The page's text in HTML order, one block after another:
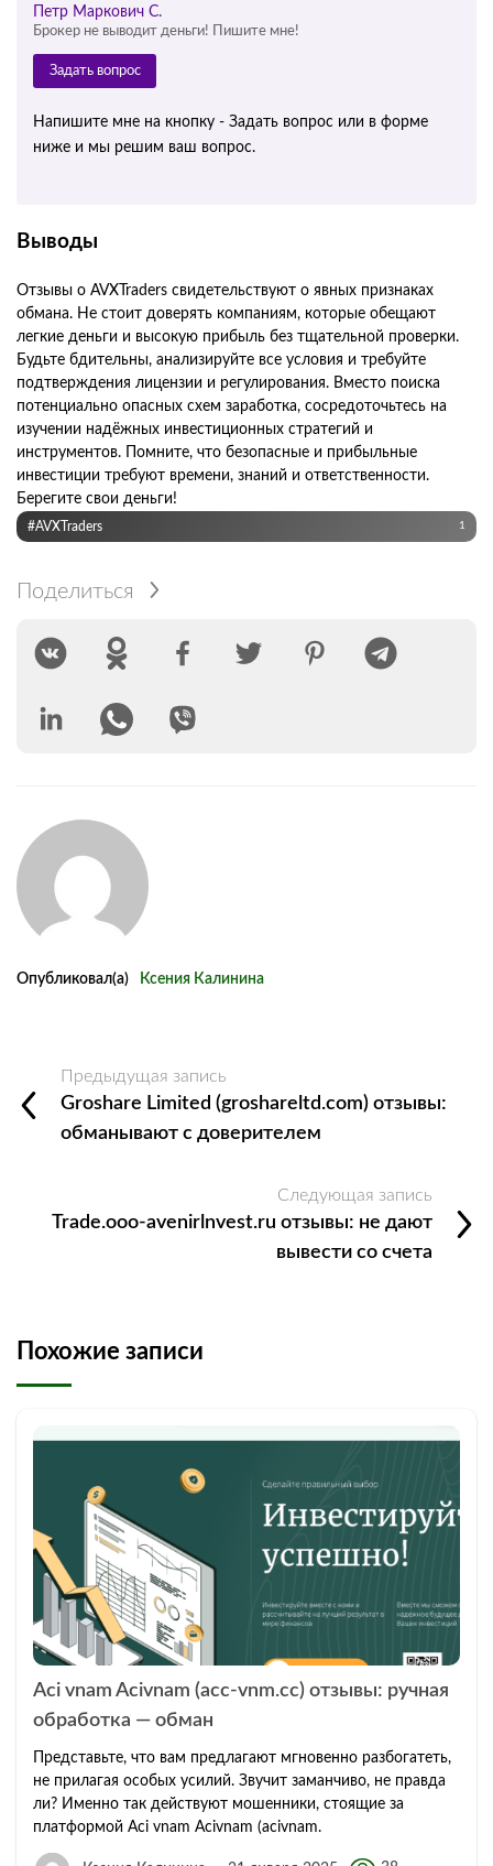
Петр Маркович С.
Брокер не выводит деньги! Пишите мне!
Задать вопрос
Напишите мне на кнопку - Задать вопрос или в форме
ниже и мы решим ваш вопрос.
Выводы
Отзывы о AVXTraders свидетельствуют о явных признаках
обмана. Не стоит доверять компаниям, которые обещают
легкие деньги и высокую прибыль без тщательной проверки.
Будьте бдительны, анализируйте все условия и требуйте
подтверждения лицензии и регулирования. Вместо поиска
потенциально опасных схем заработка, сосредоточьтесь на
изучении надёжных инвестиционных стратегий и
инструментов. Помните, что безопасные и прибыльные
инвестиции требуют времени, знаний и ответственности.
Берегите свои деньги!
#AVXTraders 1
Поделиться
Опубликовал(а) Ксения Калинина
Предыдущая запись
Groshare Limited (groshareltd.com) отзывы:
обманывают с доверителем
Следующая запись
Trade.ooo-avenirlnvest.ru отзывы: не дают
вывести со счета
Похожие записи
Aci vnam Acivnam (acc-vnm.cc) отзывы: ручная
обработка — обман
Представьте, что вам предлагают мгновенно разбогатеть,
не прилагая особых усилий. Звучит заманчиво, не правда
ли? Именно так действуют мошенники, стоящие за
платформой Aci vnam Acivnam (acivnam.